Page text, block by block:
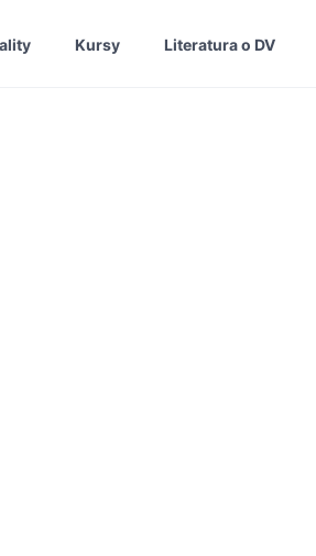
Kursy Literatura o DV